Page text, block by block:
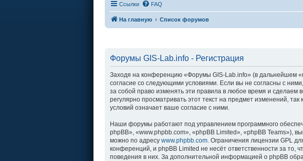
Ссылки FAQ
На главную Список форумов
Форумы GIS-Lab.info - Регистрация
Заходя на конференцию «Форумы GIS-Lab.info» (в дальнейшем
согласие со следующими условиями. Если вы не согласны с
за собой право изменять эти правила в любое время и
регулярно просматривать этот текст на предмет изменений,
условий означает ваше согласие с ними.
Наши форумы работают под управлением программного
phpBB», «www.phpbb.com», «phpBB Limited», «phpBB Teams»),
можно по адресу www.phpbb.com . Ограничения лицензии GPL
конференций, и phpBB Limited не несёт ответственности за то,
поведения в них. За дополнительной информацией о phpBB